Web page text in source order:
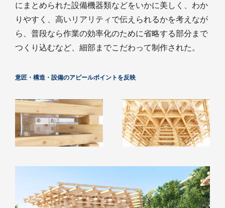
にまとめられた設備機器類などをいかに美しく、わか
りやすく、高いリアリティで伝えられるかを考えなが
ら、普段なら作業の効率化のために省略する部分まで
つくり込むなど、細部までこだわって制作された。
意匠・構造・設備のアピールポイントを反映